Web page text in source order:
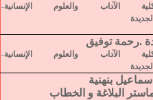
الآداب والعلوم الإنسانية-
الجديدة
.رحمة توفيق
الآداب والعلوم الإنسانية-
الجديدة
اسماعيل بنهنية
البلاغة و الخطاب